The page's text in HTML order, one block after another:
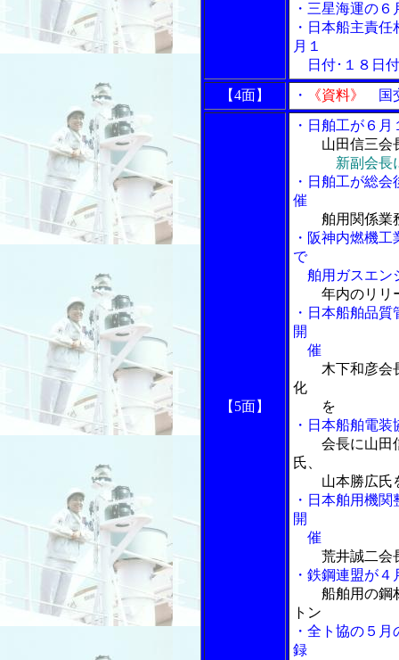
・三星海運の
・日本船主責
月１
日付･１８日
【4面】
・ 《資料》 国
【5面】
・日舶工が６
山田信三会
新副会長
・日舶工が総
催
舶用関係業
・阪神内燃機
で
舶用ガスエン
年内のリリ
・日本船舶品
開
催
木下和彦会
化
を
・日本船舶電
会長に山田
氏、
山本勝広氏
・日本舶用機
開
催
荒井誠二会
・鉄鋼連盟が
船舶用の鋼
トン
・全ト協の５
録